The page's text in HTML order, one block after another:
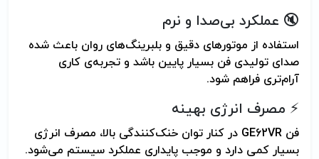
🔇 عملکرد بی‌صدا و نرم
استفاده از موتورهای دقیق و بلبرینگ‌های روان باعث شده
صدای تولیدی فن بسیار پایین باشد و تجربه‌ی کاری
آرام‌تری فراهم شود.
⚡ مصرف انرژی بهینه
فن GE62VR در کنار توان خنک‌کنندگی بالا، مصرف انرژی
بسیار کمی دارد و موجب پایداری عملکرد سیستم می‌شود.